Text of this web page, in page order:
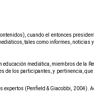
cuando el entonces
tales como informes, noticias
educación mediática, miembros de la
los participantes, y pertinencia,
expertos (Penfield & Giacobbi, 2004).